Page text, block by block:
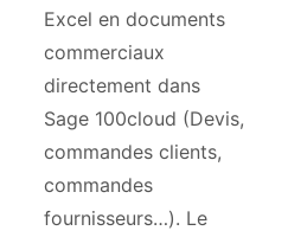
Excel en documents
commerciaux
directement dans
Sage 100cloud (Devis,
commandes clients,
commandes
fournisseurs…). Le